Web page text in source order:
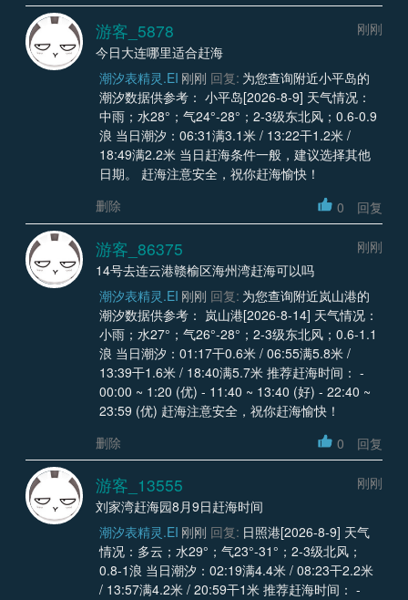
游客_5878
刚刚
今日大连哪里适合赶海
潮汐表精灵.EI 刚刚 回复: 为您查询附近小平岛的
潮汐数据供参考： 小平岛[2026-8-9] 天气情况：
中雨；水28°；气24°-28°；2-3级东北风；0.6-0.9
浪 当日潮汐：06:31满3.1米 / 13:22干1.2米 /
18:49满2.2米 当日赶海条件一般，建议选择其他
日期。 赶海注意安全，祝你赶海愉快！
删除
0 回复
游客_86375
刚刚
14号去连云港赣榆区海州湾赶海可以吗
潮汐表精灵.EI 刚刚 回复: 为您查询附近岚山港的
潮汐数据供参考： 岚山港[2026-8-14] 天气情况：
小雨；水27°；气26°-28°；2-3级东北风；0.6-1.1
浪 当日潮汐：01:17干0.6米 / 06:55满5.8米 /
13:39干1.6米 / 18:40满5.7米 推荐赶海时间： -
00:00 ~ 1:20 (优) - 11:40 ~ 13:40 (好) - 22:40 ~
23:59 (优) 赶海注意安全，祝你赶海愉快！
删除
0 回复
游客_13555
刚刚
刘家湾赶海园8月9日赶海时间
潮汐表精灵.EI 刚刚 回复: 日照港[2026-8-9] 天气
情况：多云；水29°；气23°-31°；2-3级北风；
0.8-1浪 当日潮汐：02:19满4.4米 / 08:23干2.2米
/ 13:57满4.2米 / 20:59干1米 推荐赶海时间： -